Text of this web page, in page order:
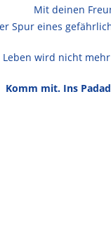
Mit deinen
Spur eines
Leben wird nicht
Komm mit. Ins